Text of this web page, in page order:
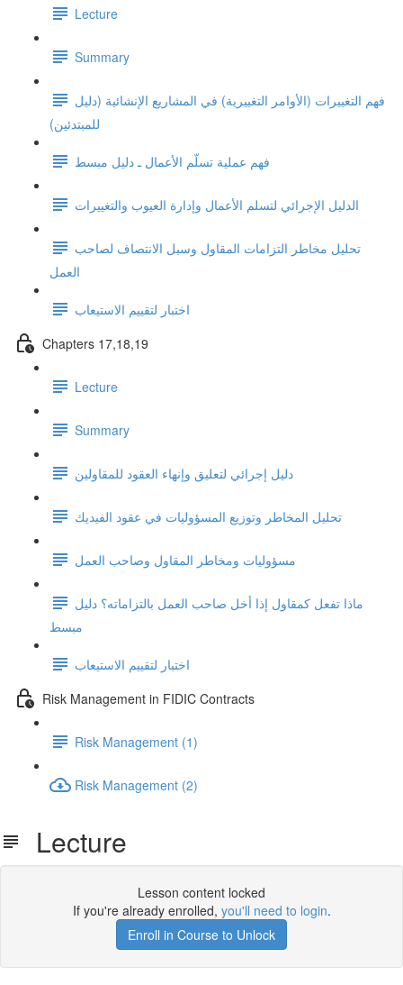
Lecture
Summary
فهم التغييرات (الأوامر التغييرية) في المشاريع الإنشائية (دليل
للمبتدئين)
فهم عملية تسلّم الأعمال ـ دليل مبسط
الدليل الإجرائي لتسلم الأعمال وإدارة العيوب والتغييرات
تحليل مخاطر التزامات المقاول وسبل الانتصاف لصاحب
العمل
اختبار لتقييم الاستيعاب
Chapters 17,18,19
Lecture
Summary
دليل إجرائي لتعليق وإنهاء العقود للمقاولين
تحليل المخاطر وتوزيع المسؤوليات في عقود الفيديك
مسؤوليات ومخاطر المقاول وصاحب العمل
ماذا تفعل كمقاول إذا أخل صاحب العمل بالتزاماته؟ دليل
مبسط
اختبار لتقييم الاستيعاب
Risk Management in FIDIC Contracts
Risk Management (1)
Risk Management (2)
Lecture
Lesson content locked
If you're already enrolled, you'll need to login.
Enroll in Course to Unlock